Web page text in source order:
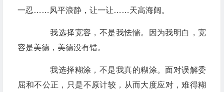
一忍……风平浪静，让一让……天高海阔。
我选择宽容，不是我怯懦。因为我明白，宽
容是美德，美德没有错。
我选择糊涂，不是我真的糊涂。面对误解委
屈和不公正，只是不原计较，从而大度应对，难得糊